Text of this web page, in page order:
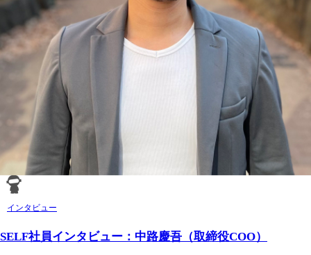
インタビュー
SELF社員インタビュー：中路慶吾（取締役COO）